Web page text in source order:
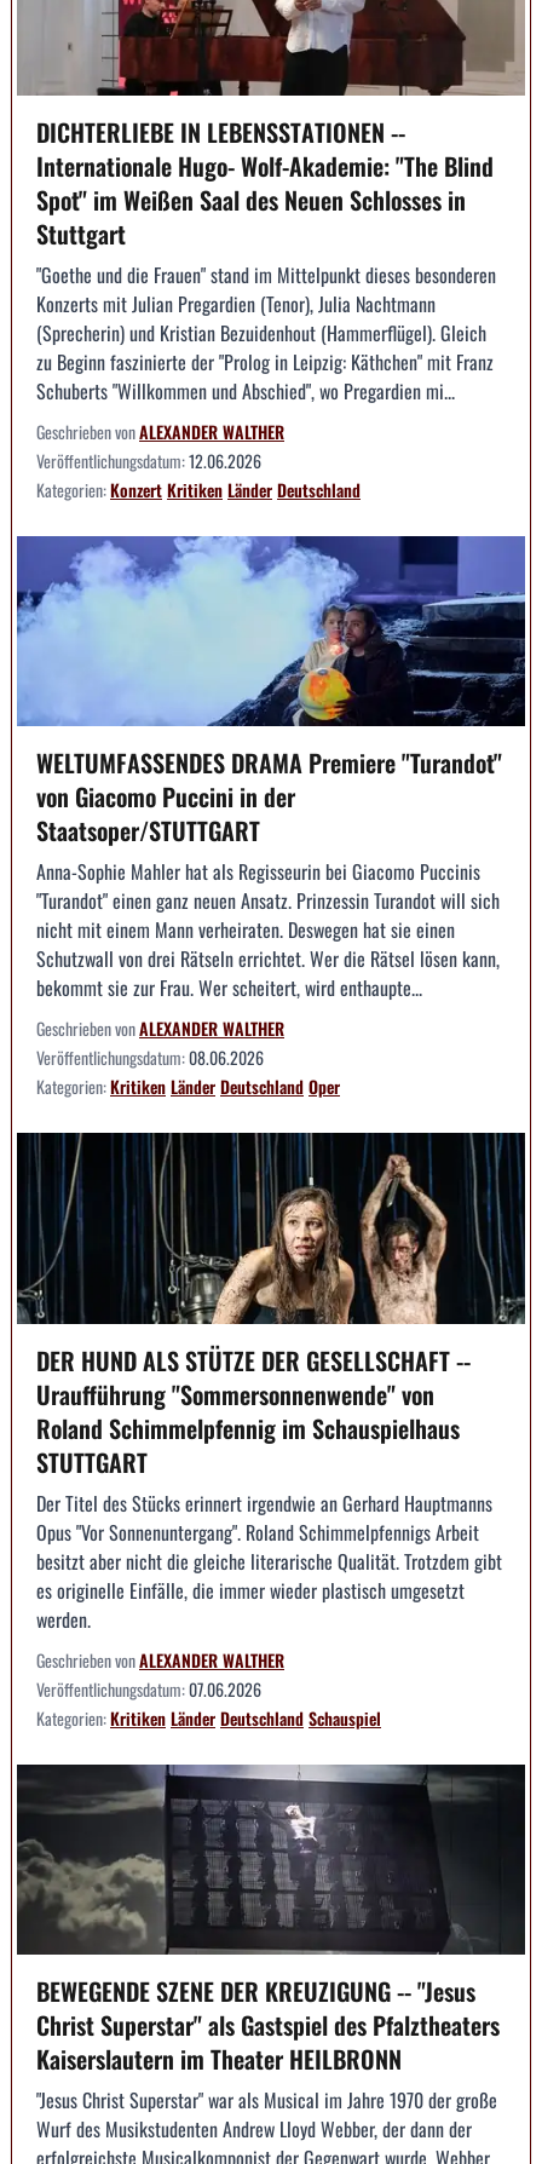
DICHTERLIEBE IN LEBENSSTATIONEN --
Internationale Hugo- Wolf-Akademie: "The Blind
Spot" im Weißen Saal des Neuen Schlosses in
Stuttgart
"Goethe und die Frauen" stand im Mittelpunkt dieses besonderen
Konzerts mit Julian Pregardien (Tenor), Julia Nachtmann
(Sprecherin) und Kristian Bezuidenhout (Hammerflügel). Gleich
zu Beginn faszinierte der "Prolog in Leipzig: Käthchen" mit Franz
Schuberts "Willkommen und Abschied", wo Pregardien mi...
Geschrieben vonALEXANDER WALTHER
Veröffentlichungsdatum:12.06.2026
Kategorien:KonzertKritikenLänderDeutschland
WELTUMFASSENDES DRAMA Premiere "Turandot"
von Giacomo Puccini in der
Staatsoper/STUTTGART
Anna-Sophie Mahler hat als Regisseurin bei Giacomo Puccinis
"Turandot" einen ganz neuen Ansatz. Prinzessin Turandot will sich
nicht mit einem Mann verheiraten. Deswegen hat sie einen
Schutzwall von drei Rätseln errichtet. Wer die Rätsel lösen kann,
bekommt sie zur Frau. Wer scheitert, wird enthaupte...
Geschrieben vonALEXANDER WALTHER
Veröffentlichungsdatum:08.06.2026
Kategorien:KritikenLänderDeutschlandOper
DER HUND ALS STÜTZE DER GESELLSCHAFT --
Uraufführung "Sommersonnenwende" von
Roland Schimmelpfennig im Schauspielhaus
STUTTGART
Der Titel des Stücks erinnert irgendwie an Gerhard Hauptmanns
Opus "Vor Sonnenuntergang". Roland Schimmelpfennigs Arbeit
besitzt aber nicht die gleiche literarische Qualität. Trotzdem gibt
es originelle Einfälle, die immer wieder plastisch umgesetzt
werden.
Geschrieben vonALEXANDER WALTHER
Veröffentlichungsdatum:07.06.2026
Kategorien:KritikenLänderDeutschlandSchauspiel
BEWEGENDE SZENE DER KREUZIGUNG -- "Jesus
Christ Superstar" als Gastspiel des Pfalztheaters
Kaiserslautern im Theater HEILBRONN
"Jesus Christ Superstar" war als Musical im Jahre 1970 der große
Wurf des Musikstudenten Andrew Lloyd Webber, der dann der